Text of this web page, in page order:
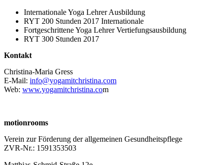
Internationale Yoga Lehrer Ausbildung
RYT 200 Stunden 2017 Internationale
Fortgeschrittene Yoga Lehrer Vertiefungsausbildung
RYT 300 Stunden 2017
Kontakt
Christina-Maria Gress
E-Mail: info@yogamitchristina.com
Web: www.yogamitchristina.com
motionrooms
Verein zur Förderung der allgemeinen Gesundheitspflege
ZVR-Nr.: 1591353503